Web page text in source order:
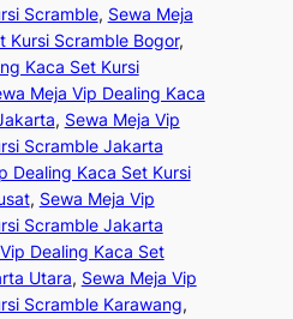
Scramble, Sewa Meja
Kursi Scramble Bogor
Kaca Set Kursi
Meja Vip Dealing Kaca
, Sewa Meja Vip
Scramble Jakarta
Dealing Kaca Set Kursi
, Sewa Meja Vip
Scramble Jakarta
Dealing Kaca Set
Utara, Sewa Meja Vip
Scramble Karawang